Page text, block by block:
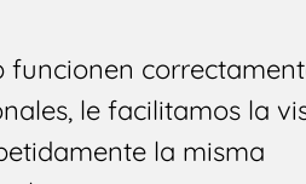
funcionen
le facilitamos la
la misma